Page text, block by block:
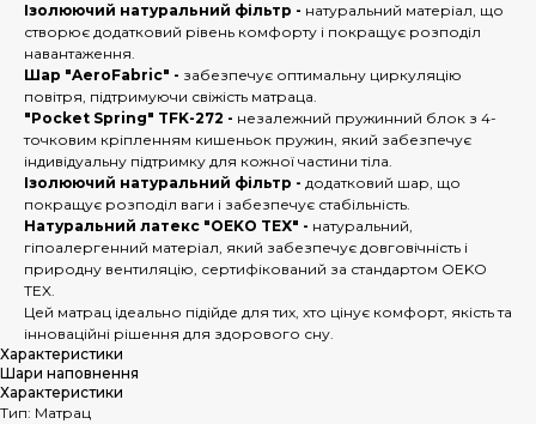
Ізолюючий натуральний фільтр - натуральний матеріал, що
створює додатковий рівень комфорту і покращує розподіл
навантаження.
Шар "AeroFabric" - забезпечує оптимальну циркуляцію
повітря, підтримуючи свіжість матраца.
"Pocket Spring" TFK-272 - незалежний пружинний блок з 4-
точковим кріпленням кишеньок пружин, який забезпечує
індивідуальну підтримку для кожної частини тіла.
Ізолюючий натуральний фільтр - додатковий шар, що
покращує розподіл ваги і забезпечує стабільність.
Натуральний латекс "OEKO TEX" - натуральний,
гіпоалергенний матеріал, який забезпечує довговічність і
природну вентиляцію, сертифікований за стандартом OEKO
TEX.
Цей матрац ідеально підійде для тих, хто цінує комфорт, якість та
інноваційні рішення для здорового сну.
Характеристики
Шари наповнення
Характеристики
Тип: Матрац